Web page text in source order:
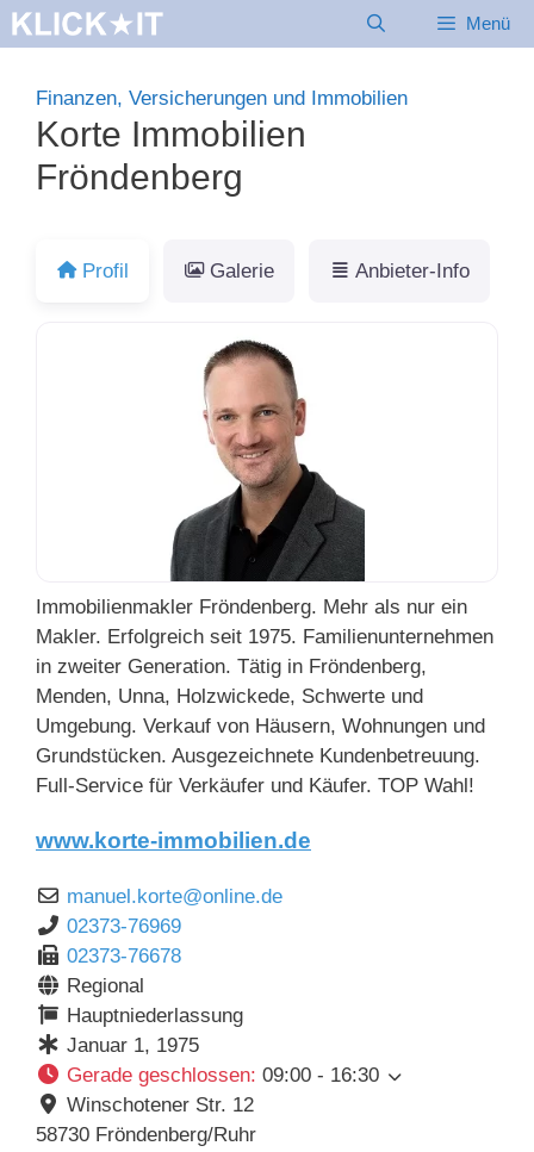
Zum
Inhalt
Menü
Finanzen, Versicherungen und Immobilien
Korte Immobilien
Fröndenberg
Profil Galerie Anbieter-Info
Immobilienmakler Fröndenberg. Mehr als nur ein
Makler. Erfolgreich seit 1975. Familienunternehmen
in zweiter Generation. Tätig in Fröndenberg,
Menden, Unna, Holzwickede, Schwerte und
Umgebung. Verkauf von Häusern, Wohnungen und
Grundstücken. Ausgezeichnete Kundenbetreuung.
Full-Service für Verkäufer und Käufer. TOP Wahl!
www.korte-immobilien.de
manuel.korte@online.de
02373-76969
02373-76678
Regional
Hauptniederlassung
Januar 1, 1975
Gerade geschlossen:09:00 - 16:30
Winschotener Str. 12
58730 Fröndenberg/Ruhr